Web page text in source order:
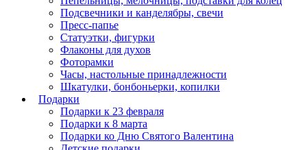
Подсвечники и канделябры, свечи
Пресс-папье
Статуэтки, фигурки
Флаконы для духов
Фоторамки
Часы, настольные принадлежности
Шкатулки, бонбоньерки, копилки
Подарки
Подарки к 23 февраля
Подарки к 8 марта
Подарки ко Дню Святого Валентина